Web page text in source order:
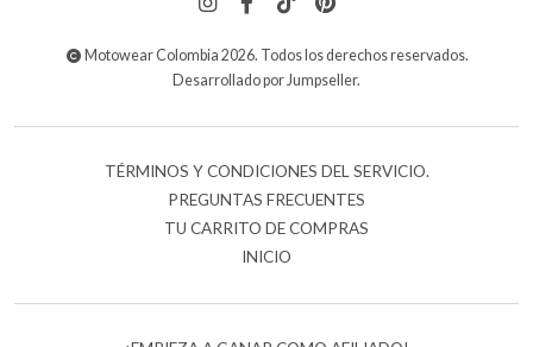
Motowear Colombia 2026. Todos los derechos reservados.
Desarrollado por Jumpseller.
TÉRMINOS Y CONDICIONES DEL SERVICIO.
PREGUNTAS FRECUENTES
TU CARRITO DE COMPRAS
INICIO